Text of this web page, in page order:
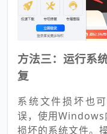
方法三：运行系
复
系统文件损坏也可
误，使用Windows
损坏的系统文件。